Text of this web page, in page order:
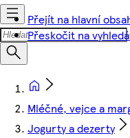
Přejít na hlavní
Přeskočit na
Mléčné, vejce a
Jogurty a dezerty